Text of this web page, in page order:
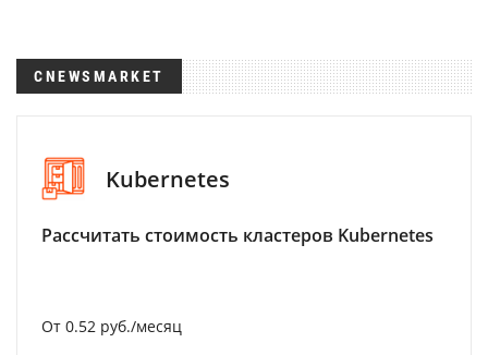
CNEWSMARKET
Kubernetes
Рассчитать стоимость кластеров Kubernetes
От 0.52 руб./месяц